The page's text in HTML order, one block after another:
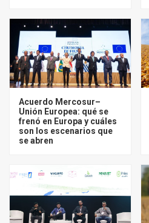
Acuerdo Mercosur–
Unión Europea: qué se
frenó en Europa y cuáles
son los escenarios que
se abren